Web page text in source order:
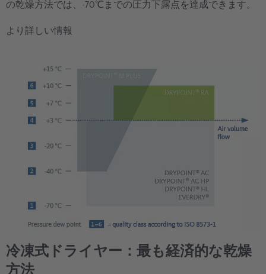
の乾燥方法では、-70℃までの圧力下露点を達成できます。
より詳しい情報
冷凍式ドライヤー：最も経済的な乾燥
方法